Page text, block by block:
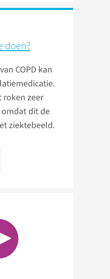
doen?
COPD kan
roken zeer
dit de
ziektebeeld.